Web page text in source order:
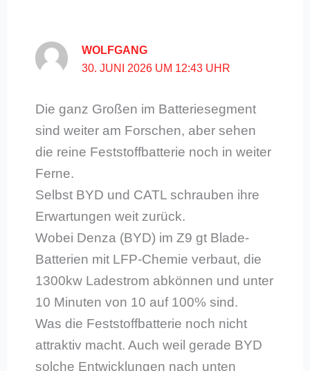
WOLFGANG
30. JUNI 2026 UM 12:43 UHR
Die ganz Großen im Batteriesegment
sind weiter am Forschen, aber sehen
die reine Feststoffbatterie noch in weiter
Ferne.
Selbst BYD und CATL schrauben ihre
Erwartungen weit zurück.
Wobei Denza (BYD) im Z9 gt Blade-
Batterien mit LFP-Chemie verbaut, die
1300kw Ladestrom abkönnen und unter
10 Minuten von 10 auf 100% sind.
Was die Feststoffbatterie noch nicht
attraktiv macht. Auch weil gerade BYD
solche Entwicklungen nach unten